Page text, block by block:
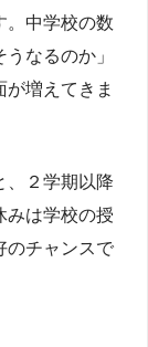
。中学校の数
なるのか」
増えてきま
、２学期以降
みは学校の授
のチャンスで